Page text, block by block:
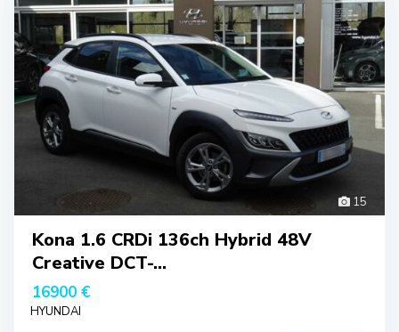
15
Kona 1.6 CRDi 136ch Hybrid 48V
Creative DCT-...
16900 €
HYUNDAI